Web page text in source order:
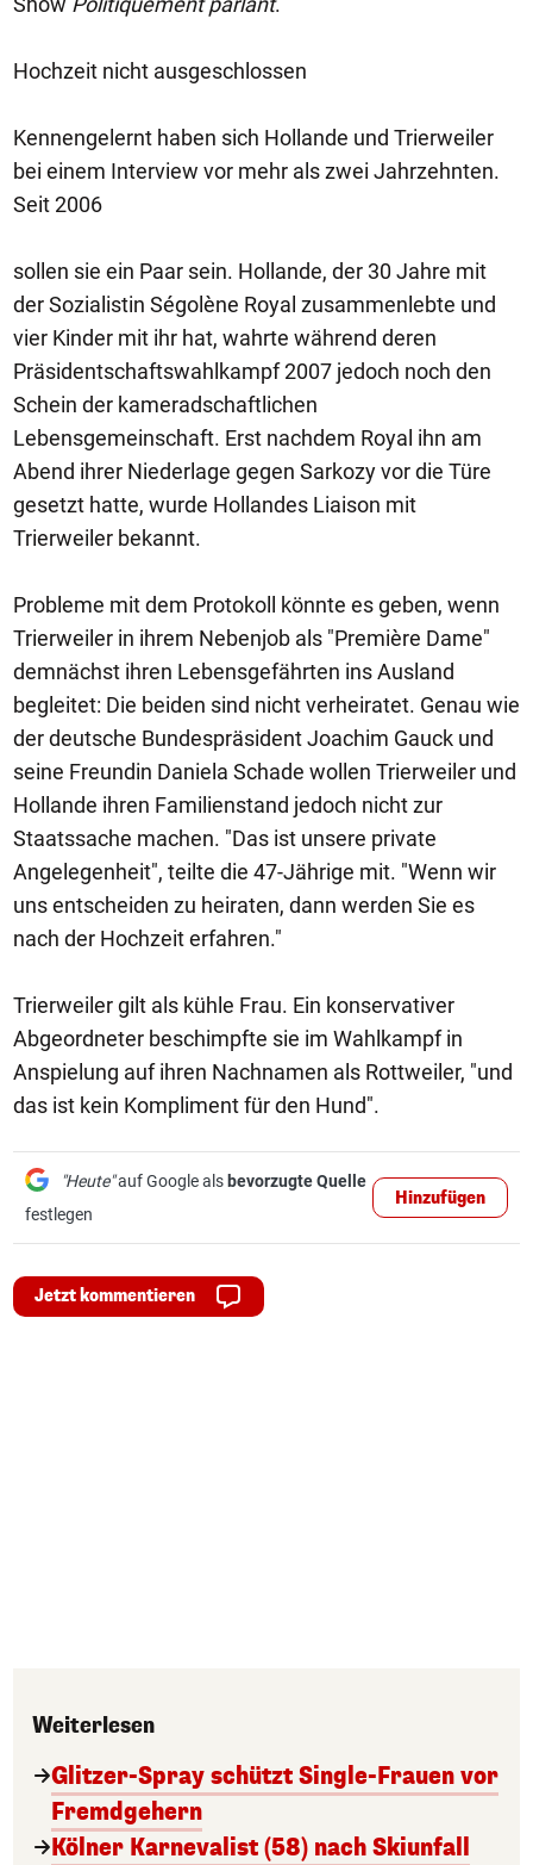
Hochzeit nicht ausgeschlossen
Kennengelernt haben sich Hollande und Trierweiler
bei einem Interview vor mehr als zwei Jahrzehnten.
Seit 2006
sollen sie ein Paar sein. Hollande, der 30 Jahre mit
der Sozialistin Ségolène Royal zusammenlebte und
vier Kinder mit ihr hat, wahrte während deren
Präsidentschaftswahlkampf 2007 jedoch noch den
Schein der kameradschaftlichen
Lebensgemeinschaft. Erst nachdem Royal ihn am
Abend ihrer Niederlage gegen Sarkozy vor die Türe
gesetzt hatte, wurde Hollandes Liaison mit
Trierweiler bekannt.
Probleme mit dem Protokoll könnte es geben, wenn
Trierweiler in ihrem Nebenjob als "Première Dame"
demnächst ihren Lebensgefährten ins Ausland
begleitet: Die beiden sind nicht verheiratet. Genau wie
der deutsche Bundespräsident Joachim Gauck und
seine Freundin Daniela Schade wollen Trierweiler und
Hollande ihren Familienstand jedoch nicht zur
Staatssache machen. "Das ist unsere private
Angelegenheit", teilte die 47-Jährige mit. "Wenn wir
uns entscheiden zu heiraten, dann werden Sie es
nach der Hochzeit erfahren."
Trierweiler gilt als kühle Frau. Ein konservativer
Abgeordneter beschimpfte sie im Wahlkampf in
Anspielung auf ihren Nachnamen als Rottweiler, "und
das ist kein Kompliment für den Hund".
"Heute"auf Google als bevorzugte Quelle
festlegen
Hinzufügen
Jetzt kommentieren
Weiterlesen
Glitzer-Spray schützt Single-Frauen vor
Fremdgehern
Kölner Karnevalist (58) nach Skiunfall